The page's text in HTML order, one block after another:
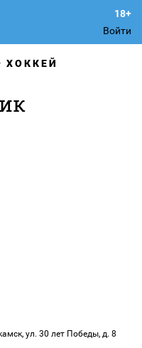
Войти
ХОККЕЙ
ул. 30 лет Победы, д. 8